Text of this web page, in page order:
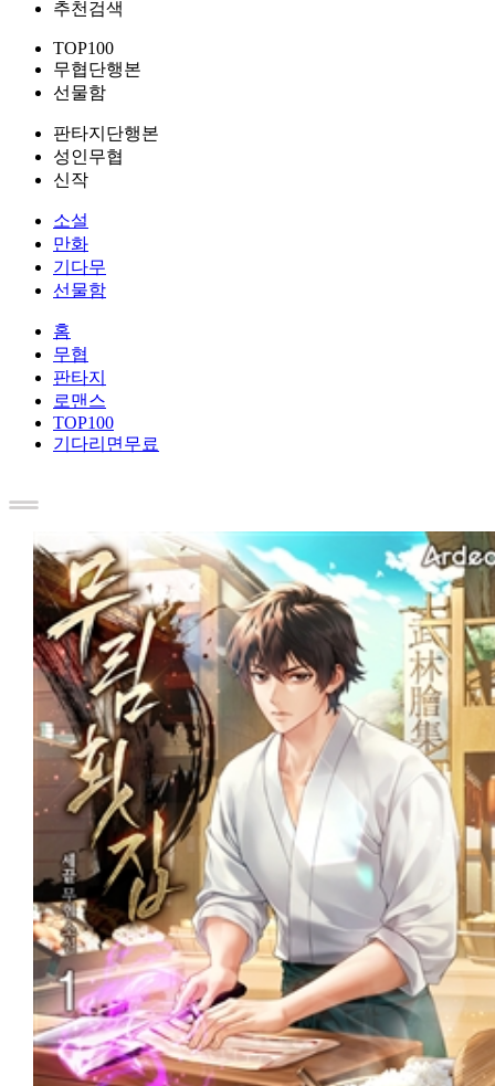
추천검색
TOP100
무협단행본
선물함
판타지단행본
성인무협
신작
소설
만화
기다무
선물함
홈
무협
판타지
로맨스
TOP100
기다리면무료